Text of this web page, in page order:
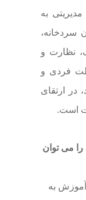
به
سردخانه،
نظارت و
فردی و
در ارتقای
است.
می توان
آموزش به